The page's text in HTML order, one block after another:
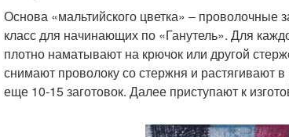
Основа «мальтийского цветка» ‒ проволочные
класс для начинающих по «Ганутель». Для
плотно наматывают на крючок или другой
снимают проволоку со стержня и растягивают
еще 10-15 заготовок. Далее приступают к